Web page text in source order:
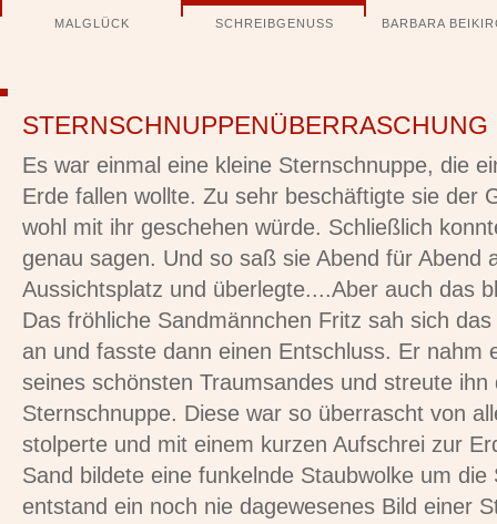
überspringenMALGLÜCK SCHREIBGENUSS BARBARA
STERNSCHNUPPENÜBERRASCHUNG
Es war einmal eine kleine Sternschnuppe, die
Erde fallen wollte. Zu sehr beschäftigte sie der
wohl mit ihr geschehen würde. Schließlich
genau sagen. Und so saß sie Abend für Abend
Aussichtsplatz und überlegte....Aber auch das
Das fröhliche Sandmännchen Fritz sah sich
an und fasste dann einen Entschluss. Er nahm
seines schönsten Traumsandes und streute
Sternschnuppe. Diese war so überrascht von
stolperte und mit einem kurzen Aufschrei zur
Sand bildete eine funkelnde Staubwolke um die
entstand ein noch nie dagewesenes Bild einer